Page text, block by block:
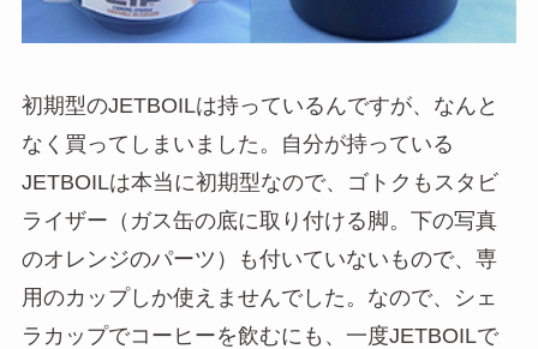
初期型のJETBOILは持っているんですが、なんと
なく買ってしまいました。自分が持っている
JETBOILは本当に初期型なので、ゴトクもスタビ
ライザー（ガス缶の底に取り付ける脚。下の写真
のオレンジのパーツ）も付いていないもので、専
用のカップしか使えませんでした。なので、シェ
ラカップでコーヒーを飲むにも、一度JETBOILで